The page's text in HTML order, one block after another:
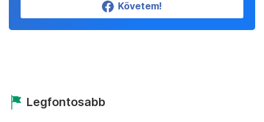
Követem!
Legfontosabb